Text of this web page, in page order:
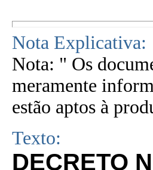
Nota Explicativa:
Nota: " Os
meramente
estão aptos à
Texto:
DECRETO